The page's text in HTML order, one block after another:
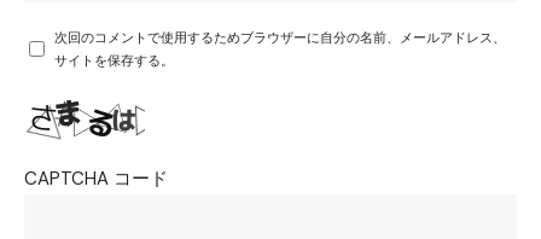
次回のコメントで使用するためブラウザーに自分の名前、メールアドレス、
サイトを保存する。
CAPTCHA コード